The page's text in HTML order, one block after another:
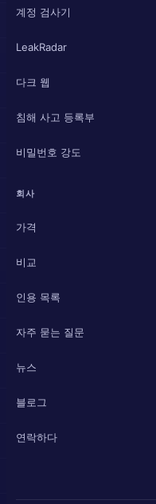
계정 검사기
LeakRadar
다크 웹
침해 사고 등록부
비밀번호 강도
회사
가격
비교
인용 목록
자주 묻는 질문
뉴스
블로그
연락하다